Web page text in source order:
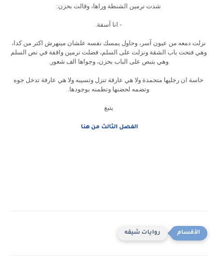
شدت نرمين الشنطة وراها، وقالت بحزن:
- انا آسفة.
نزلت دمعه من عيون آسر، وحاول يمسك نفسه علشان مينهرش اكتر من كدا،
وهي فتحت باب الشقة ونزلت على السلم، فضلت نرمين واقفة في نص السلم
وهي بتبص على الباب بحزن، وجواها الف شعور.
حاسة ان رجليها متجمدة ولا هي عارفة تنزل وتسيبه ولا هي عارفة تدخل جوه
وتضمه لحضنها وتطمنه بوجودها.
يتبع
الفصل الثالث من هنا
روايات شيقه